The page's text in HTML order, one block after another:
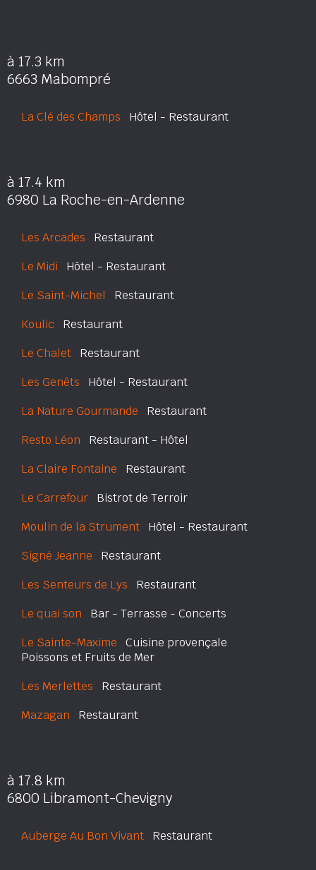
à 17.3 km
6663 Mabompré
La Clé des Champs Hôtel - Restaurant
à 17.4 km
6980 La Roche-en-Ardenne
Les Arcades Restaurant
Le Midi Hôtel - Restaurant
Le Saint-Michel Restaurant
Koulic Restaurant
Le Chalet Restaurant
Les Genêts Hôtel - Restaurant
La Nature Gourmande Restaurant
Resto Léon Restaurant - Hôtel
La Claire Fontaine Restaurant
Le Carrefour Bistrot de Terroir
Moulin de la Strument Hôtel - Restaurant
Signé Jeanne Restaurant
Les Senteurs de Lys Restaurant
Le quai son Bar - Terrasse - Concerts
Le Sainte-Maxime Cuisine provençale
Poissons et Fruits de Mer
Les Merlettes Restaurant
Mazagan Restaurant
à 17.8 km
6800 Libramont-Chevigny
Auberge Au Bon Vivant Restaurant